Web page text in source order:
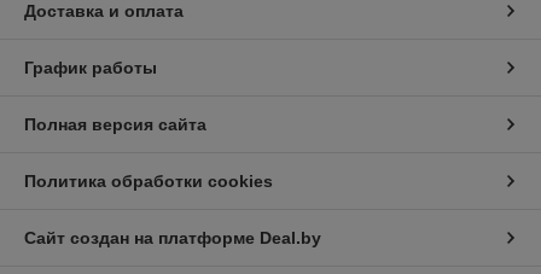
Доставка и оплата
График работы
Полная версия сайта
Политика обработки cookies
Сайт создан на платформе Deal.by